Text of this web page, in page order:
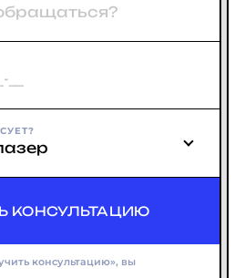
КОНСУЛЬТАЦИЮ
консультацию», вы